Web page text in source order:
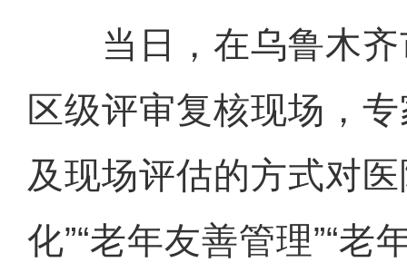
当日，在乌鲁木齐
区级评审复核现场，
及现场评估的方式对
化”“老年友善管理”“老